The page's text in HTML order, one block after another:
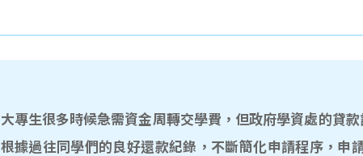
大專生很多時候急需資金周轉交學費，但政府學資處的貸
根據過往同學們的良好還款紀錄，不斷簡化申請程序，申